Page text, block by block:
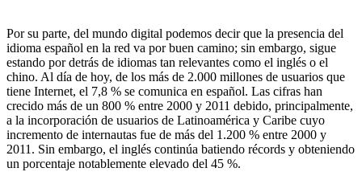
Por su parte, del mundo digital podemos decir que la presencia del
idioma español en la red va por buen camino; sin embargo, sigue
estando por detrás de idiomas tan relevantes como el inglés o el
chino. Al día de hoy, de los más de 2.000 millones de usuarios que
tiene Internet, el 7,8 % se comunica en español. Las cifras han
crecido más de un 800 % entre 2000 y 2011 debido, principalmente,
a la incorporación de usuarios de Latinoamérica y Caribe cuyo
incremento de internautas fue de más del 1.200 % entre 2000 y
2011. Sin embargo, el inglés continúa batiendo récords y obteniendo
un porcentaje notablemente elevado del 45 %.